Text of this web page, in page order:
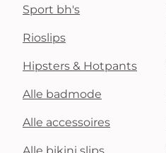
Sport bh's
Rioslips
Hipsters & Hotpants
Alle badmode
Alle accessoires